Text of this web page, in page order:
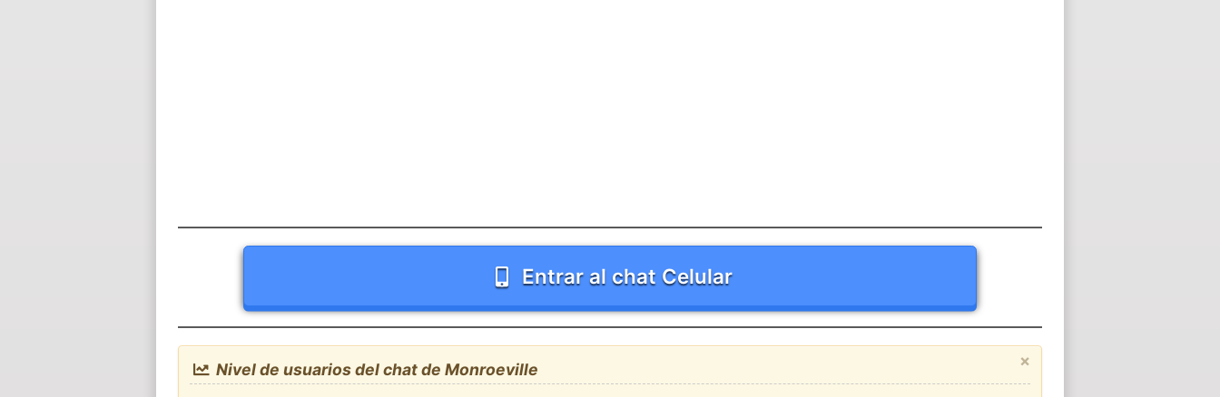
Entrar al chat Celular
×
Nivel de usuarios del chat de Monroeville